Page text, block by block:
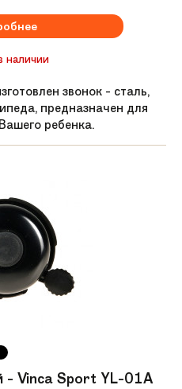
протектором
наилучшее
с любой дорогой
анатомическое
наличии
звонок - сталь,
предназначен для
ребенка.
- Vinca Sport YL-01A